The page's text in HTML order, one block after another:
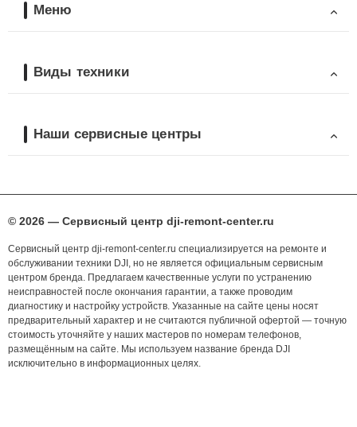
Меню
Виды техники
Наши сервисные центры
© 2026 — Сервисный центр dji-remont-center.ru
Сервисный центр dji-remont-center.ru специализируется на ремонте и
обслуживании техники DJI, но не является официальным сервисным
центром бренда. Предлагаем качественные услуги по устранению
неисправностей после окончания гарантии, а также проводим
диагностику и настройку устройств. Указанные на сайте цены носят
предварительный характер и не считаются публичной офертой — точную
стоимость уточняйте у наших мастеров по номерам телефонов,
размещённым на сайте. Мы используем название бренда DJI
исключительно в информационных целях.